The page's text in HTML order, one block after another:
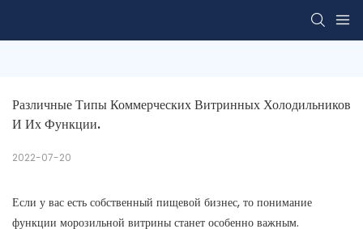
Различные Типы Коммерческих Витринных Холодильников
И Их Функции.
2022-07-20
Если у вас есть собственный пищевой бизнес, то понимание
функции морозильной витрины станет особенно важным.